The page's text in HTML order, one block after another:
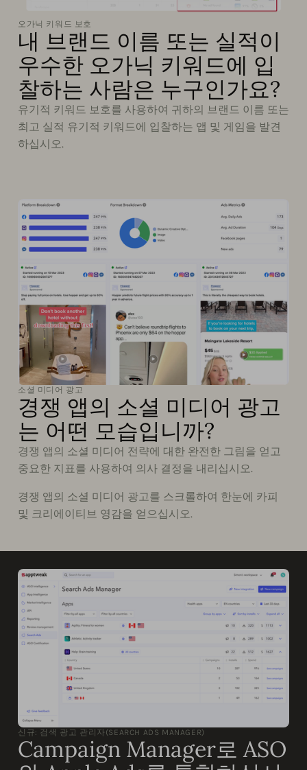
오가닉 키워드 보호
내 브랜드 이름 또는 실적이
우수한 오가닉 키워드에 입
찰하는 사람은 누구인가요?
유기적 키워드 보호를 사용하여 귀하의 브랜드 이름 또는
최고 실적 유기적 키워드에 입찰하는 앱 및 게임을 발견
하십시오.
소셜 미디어 광고
경쟁 앱의 소셜 미디어 광고
는 어떤 모습입니까?
경쟁 앱의 소셜 미디어 전략에 대한 완전한 그림을 얻고
중요한 지표를 사용하여 의사 결정을 내리십시오.
경쟁 앱의 소셜 미디어 광고를 스크롤하여 한눈에 카피
및 크리에이티브 영감을 얻으십시오.
신규: 검색 광고 관리자(SEARCH ADS MANAGER)
Campaign Manager로 ASO